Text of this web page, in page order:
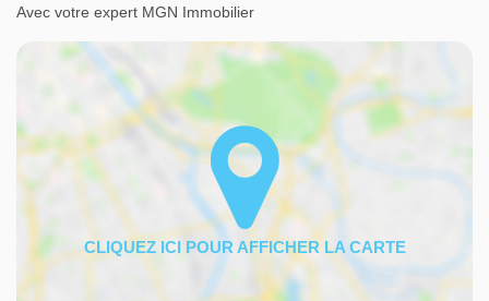
Avec votre expert MGN Immobilier